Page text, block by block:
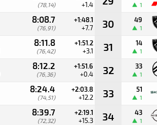
(78,14) +1.4 1
8:08.7
(76,91)
+1:48.1
+7.7 30 49
1
8:11.8
(76,42)
+1:51.2
+3.1 31 14
1
8:12.2
(76,36)
+1:51.6
+0.4 32 33
1
8:24.4
(74,51)
+2:03.8
+12.2 33 51
1
8:39.7
(72,32)
+2:19.1
+15.3 34 43
1